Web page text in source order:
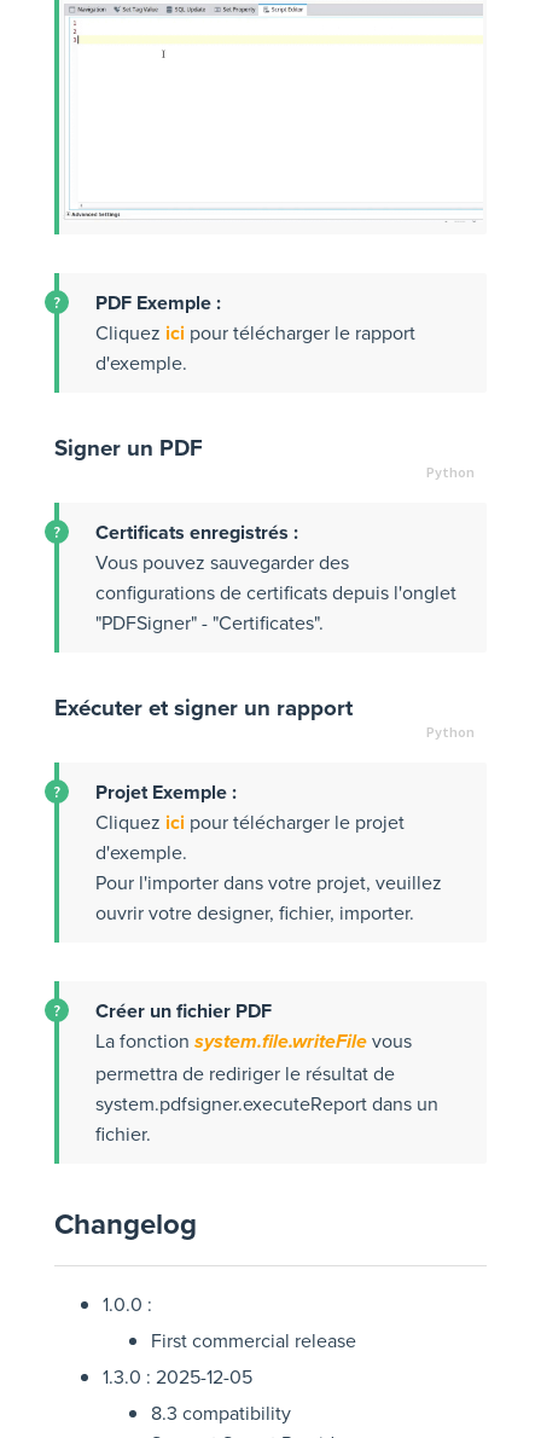
PDF Exemple :
Cliquez icipour télécharger le rapport
d'exemple.
Signer un PDF
Certificats enregistrés :
Vous pouvez sauvegarder des
configurations de certificats depuis l'onglet
"PDFSigner" - "Certificates".
Exécuter et signer un rapport
Projet Exemple :
Cliquez icipour télécharger le projet
d'exemple.
Pour l'importer dans votre projet, veuillez
ouvrir votre designer, fichier, importer.
Créer un fichier PDF
La fonction system.file.writeFile vous
permettra de rediriger le résultat de
system.pdfsigner.executeReport dans un
fichier.
Changelog
1.0.0 :
First commercial release
1.3.0 : 2025-12-05
8.3 compatibility